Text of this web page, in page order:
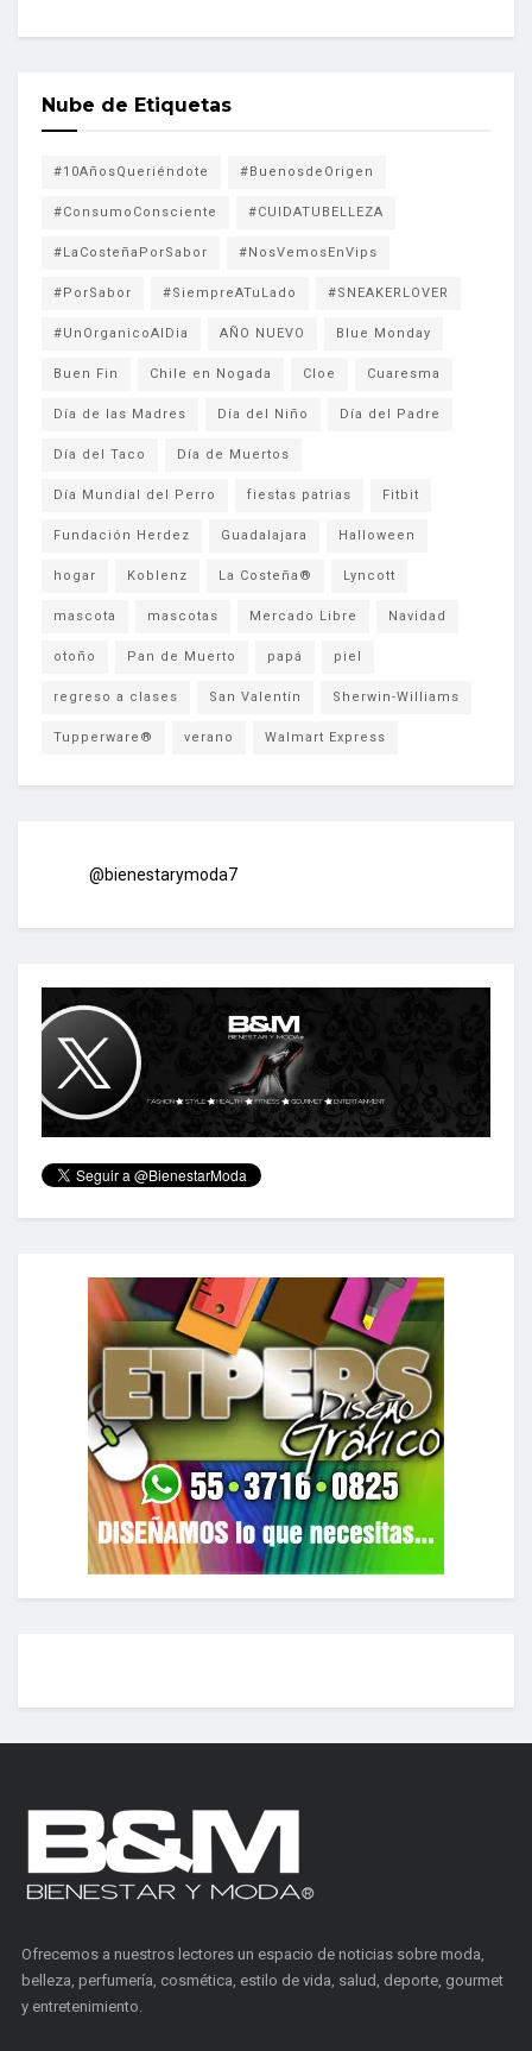
Nube de Etiquetas
#10AñosQueriéndote #BuenosdeOrigen
#ConsumoConsciente #CUIDATUBELLEZA
#LaCosteñaPorSabor #NosVemosEnVips
#PorSabor #SiempreATuLado #SNEAKERLOVER
#UnOrganicoAlDia AÑO NUEVO Blue Monday
Buen Fin Chile en Nogada Cloe Cuaresma
Día de las Madres Día del Niño Día del Padre
Día del Taco Día de Muertos
Día Mundial del Perro fiestas patrias Fitbit
Fundación Herdez Guadalajara Halloween
hogar Koblenz La Costeña® Lyncott
mascota mascotas Mercado Libre Navidad
otoño Pan de Muerto papá piel
regreso a clases San Valentín Sherwin-Williams
Tupperware® verano Walmart Express
@bienestarymoda7
Ofrecemos a nuestros lectores un espacio de noticias sobre moda,
belleza, perfumería, cosmética, estilo de vida, salud, deporte, gourmet
y entretenimiento.